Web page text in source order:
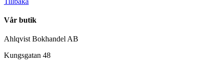
Vår butik
Ahlqvist Bokhandel AB
Kungsgatan 48